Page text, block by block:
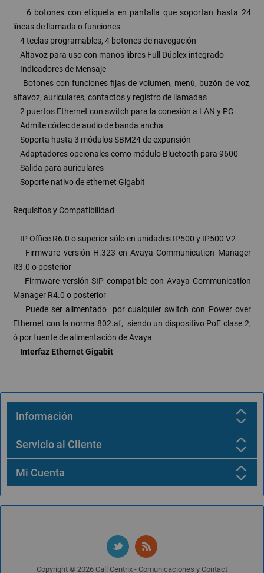
6 botones con etiqueta en pantalla que soportan hasta 24
líneas de llamada o funciones
4 teclas programables, 4 botones de navegación
Altavoz para uso con manos libres Full Dúplex integrado
Indicadores de Mensaje
Botones con funciones fijas de volumen, menú, buzón de voz,
altavoz, auriculares, contactos y registro de llamadas
2 puertos Ethernet con switch para la conexión a LAN y PC
Admite códec de audio de banda ancha
Soporta hasta 3 módulos SBM24 de expansión
Adaptadores opcionales como módulo Bluetooth para 9600
Salida para auriculares
Soporte nativo de ethernet Gigabit
Requisitos y Compatibilidad
IP Office R6.0 o superior sólo en unidades IP500 y IP500 V2
Firmware versión H.323 en Avaya Communication Manager
R3.0 o posterior
Firmware versión SIP compatible con Avaya Communication
Manager R4.0 o posterior
Puede ser alimentado por cualquier switch con Power over
Ethernet con la norma 802.af, siendo un dispositivo PoE clase 2,
ó por fuente de alimentación de Avaya
Interfaz Ethernet Gigabit
Información
Servicio al Cliente
Mi Cuenta
Copyright © 2026 Call Centrix - Comunicaciones y Contact